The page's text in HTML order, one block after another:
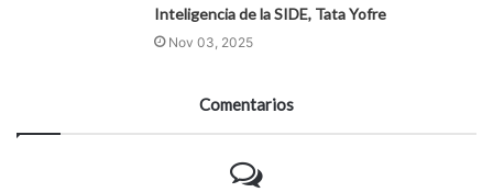
Inteligencia de la SIDE, Tata Yofre
Nov 03, 2025
Comentarios